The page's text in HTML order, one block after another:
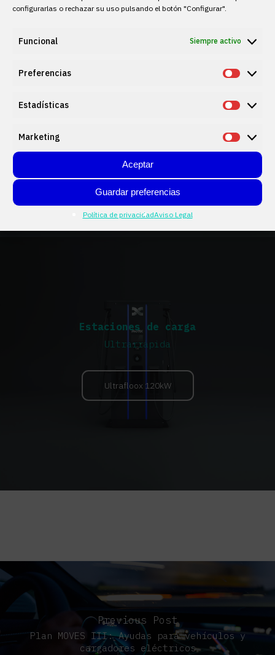
configurarlas o rechazar su uso pulsando el botón "Configurar".
Funcional Siempre activo
Preferencias
Estadísticas
Marketing
Aceptar
Guardar preferencias
Política de privacidadAviso Legal
Carga rápida sin complicaciones.
Estaciones de carga
Ultrarrápida
Ultrafloox 120kW
Previous Post
Plan MOVES III: Ayudas para vehículos y
cargadores eléctricos